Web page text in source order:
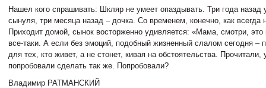
Нашел кого спрашивать: Шкляр не умеет опаздывать. Три года назад
сынуля, три месяца назад – дочка. Со временем, конечно, как всегда
Приходит домой, сынок восторженно удивляется: «Мама, смотри, это
все-таки. А если без эмоций, подобный жизненный слалом сегодня –
для тех, кто живет, а не стонет, кивая на обстоятельства. Прочитали,
попробовали сделать так же. Попробовали?
Владимир РАТМАНСКИЙ